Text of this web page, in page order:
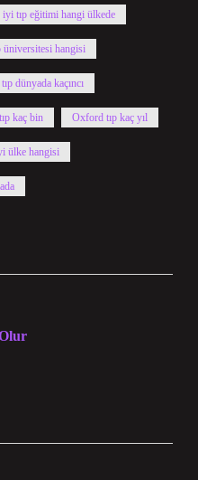
iyi tıp eğitimi hangi ülkede
üniversitesi hangisi
dünyada kaçıncı
kaç bin Oxford tıp kaç yıl
ülke hangisi